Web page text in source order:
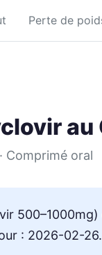
Perte de
au
Comprimé oral
: 2026-02-26.